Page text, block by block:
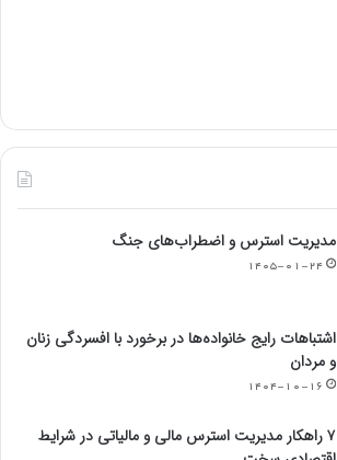
مدیریت استرس و اضطراب‌های جنگ
۱۴۰۵-۰۱-۲۴
اشتباهات رایج خانواده‌ها در برخورد با افسردگی زنان
و مردان
۱۴۰۴-۱۰-۱۶
۷ راهکار مدیریت استرس مالی و مالیاتی در شرایط